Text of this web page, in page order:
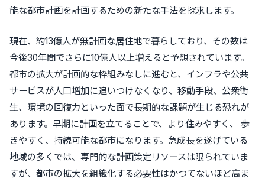
能な都市計画を計画するための新たな手法を探求します。
現在、約13億人が無計画な居住地で暮らしており、その数は
今後30年間でさらに10億人以上増えると予想されています。
都市の拡大が計画的な枠組みなしに進むと、インフラや公共
サービスが人口増加に追いつけなくなり、移動手段、公衆衛
生、環境の回復力といった面で長期的な課題が生じる恐れが
あります。早期に計画を立てることで、より住みやすく、 歩
きやすく、持続可能な都市になります。急成長を遂げている
地域の多くでは、専門的な計画策定リソースは限られていま
すが、都市の拡大を組織化する必要性はかつてないほど高ま